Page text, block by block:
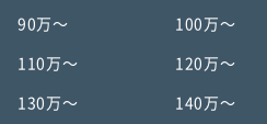
90万〜 100万〜
110万〜 120万〜
130万〜 140万〜